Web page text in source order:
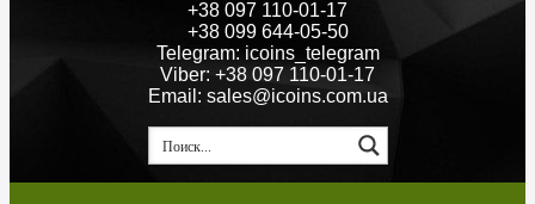
+38 097 110-01-17
+38 099 644-05-50
Telegram: icoins_telegram
Viber: +38 097 110-01-17
Email: sales@icoins.com.ua